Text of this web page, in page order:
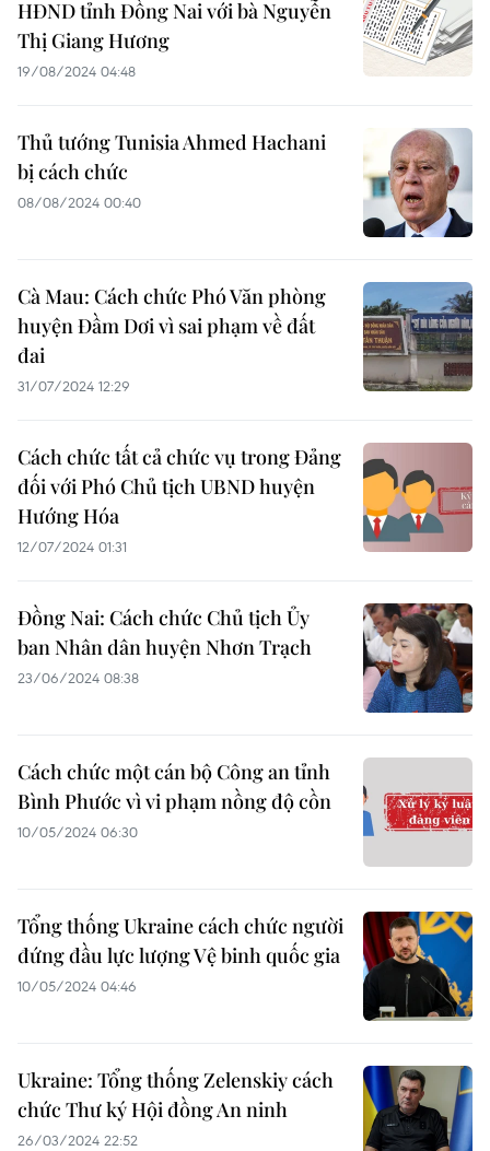
HĐND tỉnh Đồng Nai với bà Nguyễn
Thị Giang Hương
19/08/2024 04:48
Thủ tướng Tunisia Ahmed Hachani
bị cách chức
08/08/2024 00:40
Cà Mau: Cách chức Phó Văn phòng
huyện Đầm Dơi vì sai phạm về đất
đai
31/07/2024 12:29
Cách chức tất cả chức vụ trong Đảng
đối với Phó Chủ tịch UBND huyện
Hướng Hóa
12/07/2024 01:31
Đồng Nai: Cách chức Chủ tịch Ủy
ban Nhân dân huyện Nhơn Trạch
23/06/2024 08:38
Cách chức một cán bộ Công an tỉnh
Bình Phước vì vi phạm nồng độ cồn
10/05/2024 06:30
Tổng thống Ukraine cách chức người
đứng đầu lực lượng Vệ binh quốc gia
10/05/2024 04:46
Ukraine: Tổng thống Zelenskiy cách
chức Thư ký Hội đồng An ninh
26/03/2024 22:52